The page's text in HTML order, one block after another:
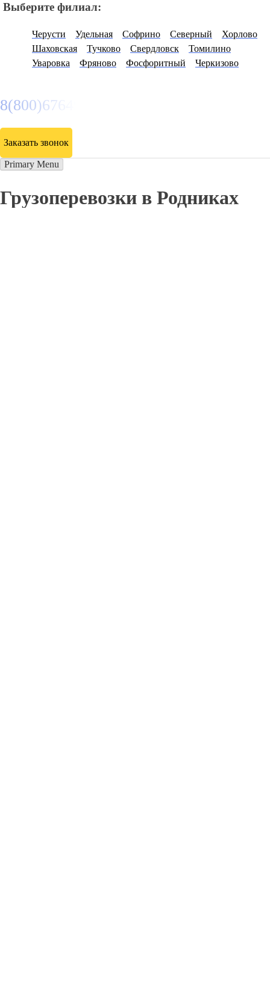
Выберите филиал:
Черусти Удельная Софрино Северный
Хорлово
Шаховская
Тучково Свердловск
Томилино
Уваровка
Фряново Фосфоритный Черкизово
8(800)6764935
Заказать звонок
Primary Menu
Грузоперевозки в Родниках